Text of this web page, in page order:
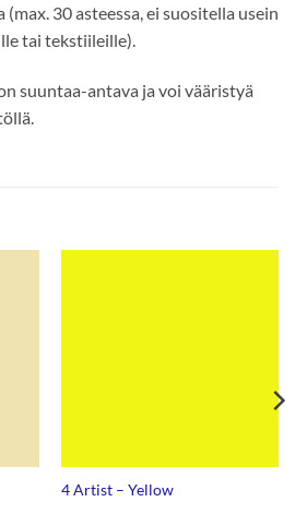
30 asteessa, ei suositella usein
tai tekstiileille).
suuntaa-antava ja voi vääristyä
4 Artist – Yellow